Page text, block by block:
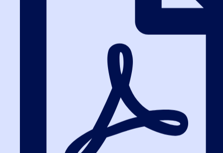
Получите краткий курс по
44-ФЗ в формате PDF
бесплатно!
Отправим его Вам сразу же в Telegram, MAX или
WhatsApp​